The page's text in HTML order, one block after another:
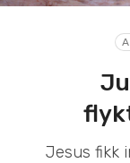
Jesus fikk